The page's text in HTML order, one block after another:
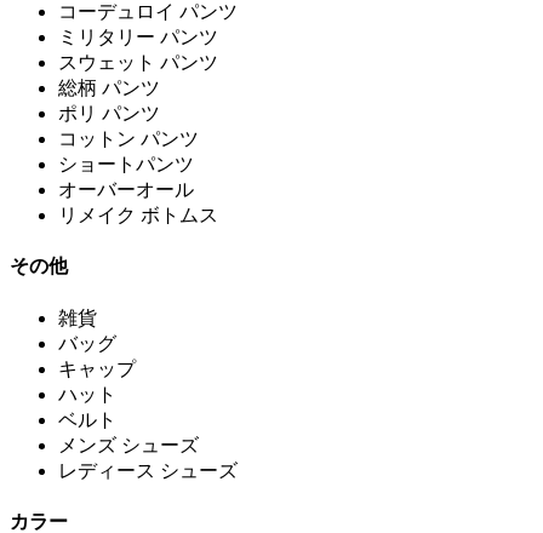
コーデュロイ パンツ
ミリタリー パンツ
スウェット パンツ
総柄 パンツ
ポリ パンツ
コットン パンツ
ショートパンツ
オーバーオール
リメイク ボトムス
その他
雑貨
バッグ
キャップ
ハット
ベルト
メンズ シューズ
レディース シューズ
カラー